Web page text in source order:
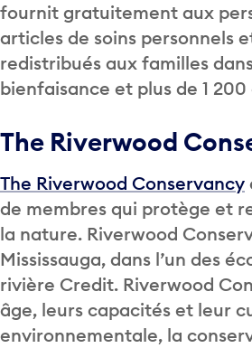
fournit gratuitement aux
articles de soins personnels
redistribués aux familles
bienfaisance et plus de 1
The Riverwood
The Riverwood Conservancy
de membres qui protège et
la nature. Riverwood
Mississauga, dans l’un des
rivière Credit. Riverwood
âge, leurs capacités et leur
environnementale, la